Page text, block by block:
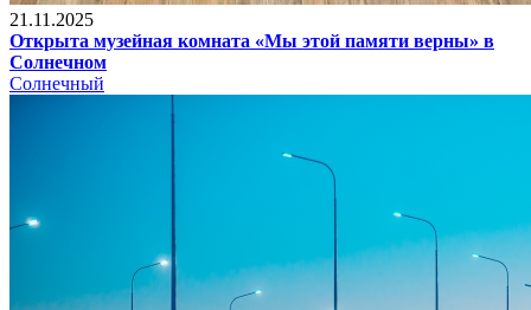
21.11.2025
Открыта музейная комната «Мы этой памяти верны» в
Солнечном
Солнечный